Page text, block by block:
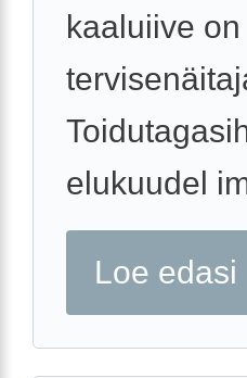
kaaluiive
elukuudel
Loe edasi